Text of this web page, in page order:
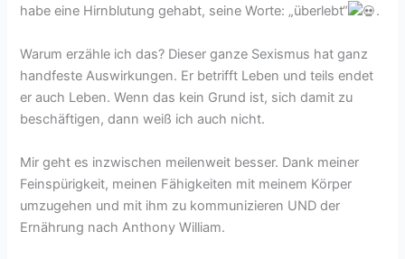
habe eine Hirnblutung gehabt, seine Worte: „überlebt“
.
Warum erzähle ich das? Dieser ganze Sexismus hat ganz
handfeste Auswirkungen. Er betrifft Leben und teils endet
er auch Leben. Wenn das kein Grund ist, sich damit zu
beschäftigen, dann weiß ich auch nicht.
Mir geht es inzwischen meilenweit besser. Dank meiner
Feinspürigkeit, meinen Fähigkeiten mit meinem Körper
umzugehen und mit ihm zu kommunizieren UND der
Ernährung nach Anthony William.